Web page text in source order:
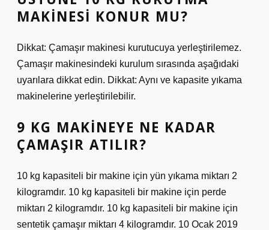
MAKINESI KONUR MU?
Dikkat: Çamaşır makinesi kurutucuya yerleştirilemez.
Çamaşır makinesindeki kurulum sırasında aşağıdaki
uyarılara dikkat edin. Dikkat: Aynı ve kapasite yıkama
makinelerine yerleştirilebilir.
9 KG MAKINEYE NE KADAR
ÇAMAŞIR ATILIR?
10 kg kapasiteli bir makine için yün yıkama miktarı 2
kilogramdır. 10 kg kapasiteli bir makine için perde
miktarı 2 kilogramdır. 10 kg kapasiteli bir makine için
sentetik çamaşır miktarı 4 kilogramdır. 10 Ocak 2019